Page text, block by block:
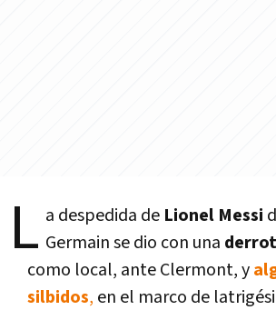
L a despedida de Lionel Messi
Germain se dio con una
como local, ante Clermont, y
silbidos, en el marco de